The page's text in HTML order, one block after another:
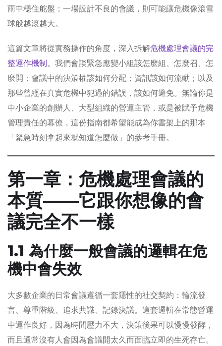
雨中穩住舵盤；一場設計不良的會議，則可能讓危機像滾雪
球般越滾越大。
這篇文章將從實務操作的角度，深入拆解危機處理會議的完
整運作機制。我們會談緊急應變小組該怎麼組、怎麼召、怎
麼開；會議中的決策權該如何分配；資訊該如何流動；以及
那些曾經在真實危機中犯過的錯誤，該如何避免。無論你是
中小企業的創辦人、大型組織的營運主管，或是被賦予危機
管理責任的幕僚，這份指南都希望能成為你書架上的那本
「緊急時刻拿起來就知道怎麼做」的參考手冊。
第一章：危機處理會議的
本質——它跟你想像的會
議完全不一樣
1.1 為什麼一般會議的邏輯在危
機中會失效
大多數企業的日常會議遵循一套隱性的社交契約：輪流發
言、尊重階級、追求共識、記錄決議。這套邏輯在常態營運
中運作良好，因為時間壓力不大，決策後果可以慢慢發酵，
而且通常沒有人會因為會議開太久而面臨立即的生死存亡。